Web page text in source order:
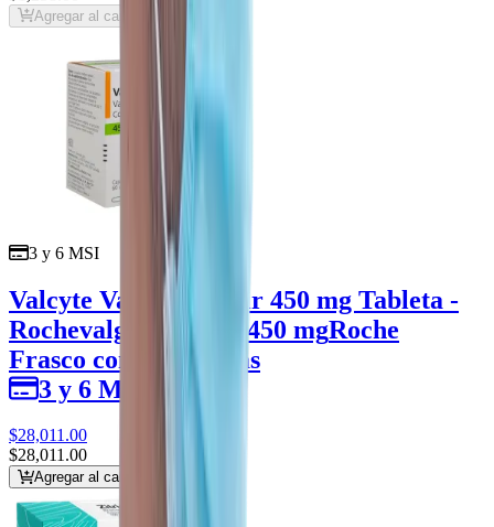
Agregar al carrito
3 y 6 MSI
Valcyte Valganciclovir 450 mg Tableta -
Rochevalganciclovir 450 mgRoche
Frasco con 60 tabletas
3 y 6 MSI
$28,011.00
$28,011.00
Agregar al carrito